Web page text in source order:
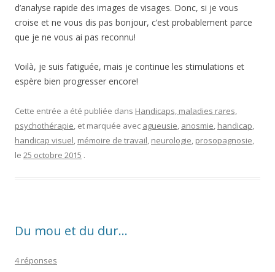
d’analyse rapide des images de visages. Donc, si je vous
croise et ne vous dis pas bonjour, c’est probablement parce
que je ne vous ai pas reconnu!
Voilà, je suis fatiguée, mais je continue les stimulations et
espère bien progresser encore!
Cette entrée a été publiée dans Handicaps, maladies rares,
psychothérapie, et marquée avec agueusie, anosmie, handicap,
handicap visuel, mémoire de travail, neurologie, prosopagnosie,
le 25 octobre 2015 .
Du mou et du dur…
4 réponses